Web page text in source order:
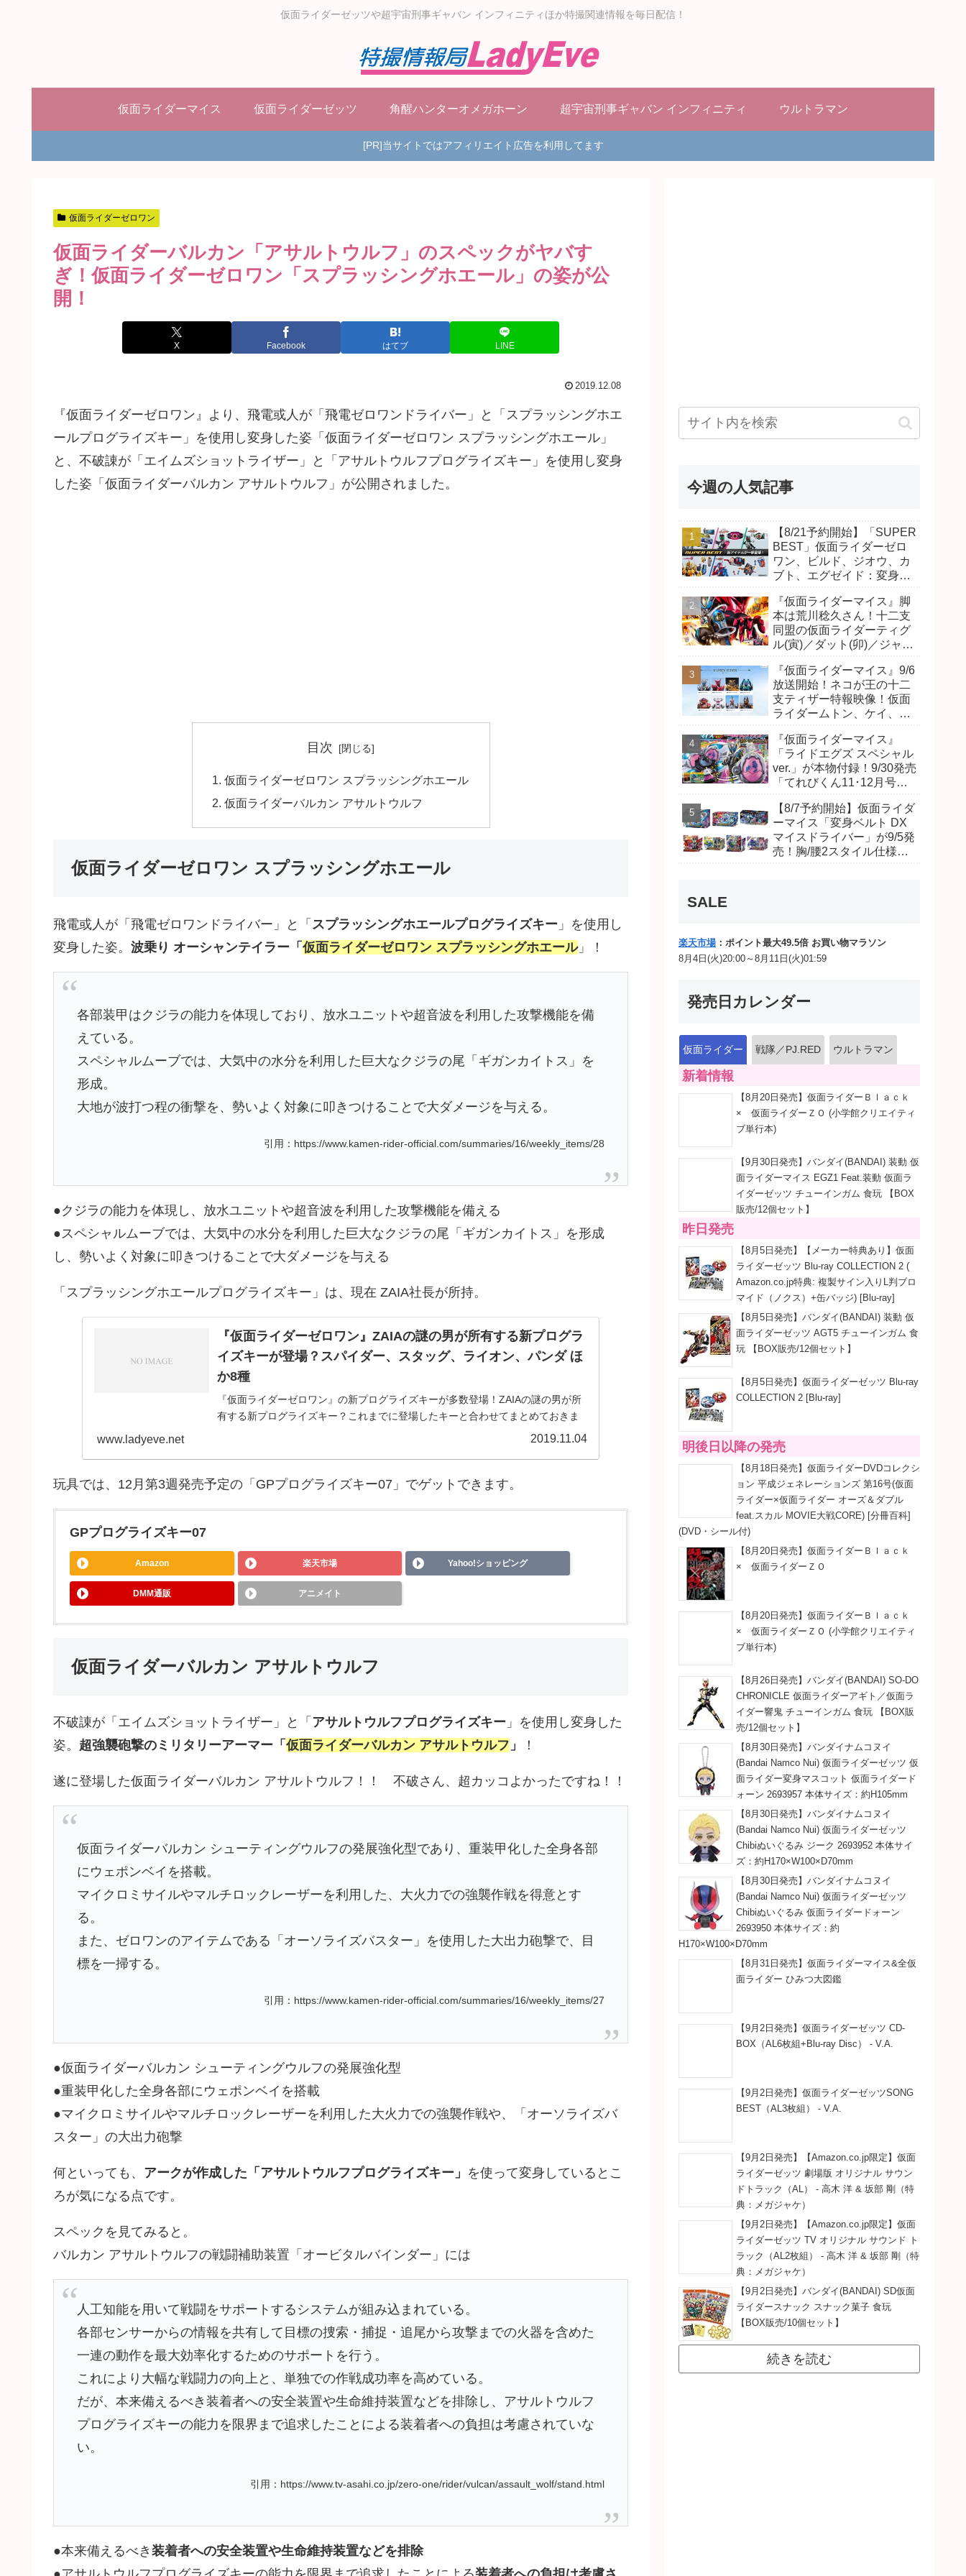
仮面ライダーゼッツや超宇宙刑事ギャバン インフィニティほか特撮関連情報を毎日配信！
仮面ライダーマイス 仮面ライダーゼッツ 角醒ハンターオメガホーン 超宇宙刑事ギャバン インフィニティ ウルトラマン
[PR]当サイトではアフィリエイト広告を利用してます
仮面ライダーゼロワン
仮面ライダーバルカン「アサルトウルフ」のスペックがヤバす
ぎ！仮面ライダーゼロワン「スプラッシングホエール」の姿が公
開！
X Facebook はてブ LINE
2019.12.08
『仮面ライダーゼロワン』より、飛電或人が「飛電ゼロワンドライバー」と「スプラッシングホエ
ールプログライズキー」を使用し変身した姿「仮面ライダーゼロワン スプラッシングホエール」
と、不破諌が「エイムズショットライザー」と「アサルトウルフプログライズキー」を使用し変身
した姿「仮面ライダーバルカン アサルトウルフ」が公開されました。
目次
仮面ライダーゼロワン スプラッシングホエール
仮面ライダーバルカン アサルトウルフ
仮面ライダーゼロワン スプラッシングホエール
飛電或人が「飛電ゼロワンドライバー」と「 スプラッシングホエールプログライズキー 」を使用し
変身した姿。 波乗り オーシャンテイラー「 仮面ライダーゼロワン スプラッシングホエール」！
各部装甲はクジラの能力を体現しており、放水ユニットや超音波を利用した攻撃機能を備
えている。
スペシャルムーブでは、大気中の水分を利用した巨大なクジラの尾「ギガンカイトス」を
形成。
大地が波打つ程の衝撃を、勢いよく対象に叩きつけることで大ダメージを与える。
引用：https://www.kamen-rider-official.com/summaries/16/weekly_items/28
●クジラの能力を体現し、放水ユニットや超音波を利用した攻撃機能を備える
●スペシャルムーブでは、大気中の水分を利用した巨大なクジラの尾「ギガンカイトス」を形成
し、勢いよく対象に叩きつけることで大ダメージを与える
「スプラッシングホエールプログライズキー」は、現在 ZAIA社長が所持。
『仮面ライダーゼロワン』ZAIAの謎の男が所有する新プログラ
イズキーが登場？スパイダー、スタッグ、ライオン、パンダ ほ
か8種
『仮面ライダーゼロワン』の新プログライズキーが多数登場！ZAIAの謎の男が所
有する新プログライズキー？これまでに登場したキーと合わせてまとめておきま
す。『仮面ライダーゼロワン』プログライズキー10月27日の『仮面ライダーゼロ
www.ladyeve.net 2019.11.04
玩具では、12月第3週発売予定の「GPプログライズキー07」でゲットできます。
GPプログライズキー07
Amazon 楽天市場 Yahoo!ショッピング
DMM通販 アニメイト
仮面ライダーバルカン アサルトウルフ
不破諌が「エイムズショットライザー」と「 アサルトウルフプログライズキー 」を使用し変身した
姿。 超強襲砲撃のミリタリーアーマー「 仮面ライダーバルカン アサルトウルフ 」 ！
遂に登場した仮面ライダーバルカン アサルトウルフ！！ 不破さん、超カッコよかったですね！！
仮面ライダーバルカン シューティングウルフの発展強化型であり、重装甲化した全身各部
にウェポンベイを搭載。
マイクロミサイルやマルチロックレーザーを利用した、大火力での強襲作戦を得意とす
る。
また、ゼロワンのアイテムである「オーソライズバスター」を使用した大出力砲撃で、目
標を一掃する。
引用：https://www.kamen-rider-official.com/summaries/16/weekly_items/27
●仮面ライダーバルカン シューティングウルフの発展強化型
●重装甲化した全身各部にウェポンベイを搭載
●マイクロミサイルやマルチロックレーザーを利用した大火力での強襲作戦や、「オーソライズバ
スター」の大出力砲撃
何といっても、 アークが作成した「アサルトウルフプログライズキー」 を使って変身しているとこ
ろが気になる点です。
スペックを見てみると。
バルカン アサルトウルフの戦闘補助装置「オービタルバインダー」には
人工知能を用いて戦闘をサポートするシステムが組み込まれている。
各部センサーからの情報を共有して目標の捜索・捕捉・追尾から攻撃までの火器を含めた
一連の動作を最大効率化するためのサポートを行う。
これにより大幅な戦闘力の向上と、単独での作戦成功率を高めている。
だが、本来備えるべき装着者への安全装置や生命維持装置などを排除し、アサルトウルフ
プログライズキーの能力を限界まで追求したことによる装着者への負担は考慮されていな
い。
引用：https://www.tv-asahi.co.jp/zero-one/rider/vulcan/assault_wolf/stand.html
●本来備えるべき 装着者への安全装置や生命維持装置などを排除
今週の人気記事
【8/21予約開始】「SUPER
BEST」仮面ライダーゼロ
ワン、ビルド、ジオウ、カ
ブト、エグゼイド：変身ベ
ー、DXネオディケイドライ
バー、DXホッパーゼクター
ほか12点！
『仮面ライダーマイス』脚
本は荒川稔久さん！十二支
同盟の仮面ライダーティグ
ル(寅)／ダット(卯)／ジャオ
尾達臣のキャストが発表！
トリガーのアキト金子隼也
さんも変身！
『仮面ライダーマイス』9/6
放送開始！ネコが王の十二
支ティザー特報映像！仮面
ライダームトン、ケイ、ヴ
開！ライダーは子丑寅卯辰
巳午未申酉戌亥猫猫の14
人⁉
『仮面ライダーマイス』
「ライドエグズ スペシャル
ver.」が本物付録！9/30発売
「てれびくん11･12月号」
キラキララメ入り！変身ベ
ルトにセットすれば特別な
音声が！
【8/7予約開始】仮面ライダ
ーマイス「変身ベルト DX
マイスドライバー」が9/5発
売！胸/腰2スタイル仕様！
SALE
楽天市場 ：ポイント最大49.5倍 お買い物マラソン
8月4日(火)20:00～8月11日(火)01:59
発売日カレンダー
仮面ライダー 戦隊／PJ.RED ウルトラマン
新着情報
【8月20日発売】仮面ライダーＢｌａｃｋ
× 仮面ライダーＺＯ (小学館クリエイティ
ブ単行本)
【9月30日発売】バンダイ(BANDAI) 装動 仮
面ライダーマイス EGZ1 Feat.装動 仮面ラ
イダーゼッツ チューインガム 食玩 【BOX
販売/12個セット】
昨日発売
【8月5日発売】【メーカー特典あり】仮面
ライダーゼッツ Blu-ray COLLECTION 2 (
Amazon.co.jp特典: 複製サイン入りL判ブロ
マイド（ノクス）+缶バッジ) [Blu-ray]
【8月5日発売】バンダイ(BANDAI) 装動 仮
面ライダーゼッツ AGT5 チューインガム 食
玩 【BOX販売/12個セット】
【8月5日発売】仮面ライダーゼッツ Blu-ray
COLLECTION 2 [Blu-ray]
明後日以降の発売
【8月18日発売】仮面ライダーDVDコレクシ
ョン 平成ジェネレーションズ 第16号(仮面
ライダー×仮面ライダー オーズ＆ダブル
feat.スカル MOVIE大戦CORE) [分冊百科]
(DVD・シール付)
【8月20日発売】仮面ライダーＢｌａｃｋ
× 仮面ライダーＺＯ
【8月20日発売】仮面ライダーＢｌａｃｋ
× 仮面ライダーＺＯ (小学館クリエイティ
ブ単行本)
【8月26日発売】バンダイ(BANDAI) SO-DO
CHRONICLE 仮面ライダーアギト／仮面ラ
イダー響鬼 チューインガム 食玩 【BOX販
売/12個セット】
【8月30日発売】バンダイナムコヌイ
(Bandai Namco Nui) 仮面ライダーゼッツ 仮
面ライダー変身マスコット 仮面ライダード
ォーン 2693957 本体サイズ：約H105mm
【8月30日発売】バンダイナムコヌイ
(Bandai Namco Nui) 仮面ライダーゼッツ
Chibiぬいぐるみ ジーク 2693952 本体サイ
ズ：約H170×W100×D70mm
【8月30日発売】バンダイナムコヌイ
(Bandai Namco Nui) 仮面ライダーゼッツ
Chibiぬいぐるみ 仮面ライダードォーン
2693950 本体サイズ：約
H170×W100×D70mm
【8月31日発売】仮面ライダーマイス&全仮
面ライダー ひみつ大図鑑
【9月2日発売】仮面ライダーゼッツ CD-
BOX（AL6枚組+Blu-ray Disc） - V.A.
【9月2日発売】仮面ライダーゼッツSONG
BEST（AL3枚組） - V.A.
【9月2日発売】【Amazon.co.jp限定】仮面
ライダーゼッツ 劇場版 オリジナル サウン
ドトラック（AL） - 高木 洋 & 坂部 剛（特
典：メガジャケ）
【9月2日発売】【Amazon.co.jp限定】仮面
ライダーゼッツ TV オリジナル サウンド ト
ラック（AL2枚組） - 高木 洋 & 坂部 剛（特
典：メガジャケ）
【9月2日発売】バンダイ(BANDAI) SD仮面
ライダースナック スナック菓子 食玩
【BOX販売/10個セット】
続きを読む